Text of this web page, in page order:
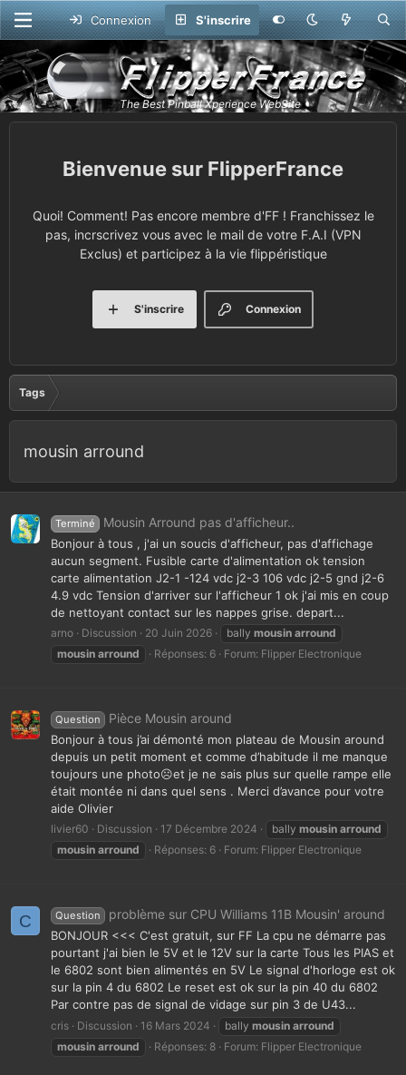
Connexion S'inscrire
FlipperFrance
Quoi! Comment! Pas encore membre d'FF ! Franchissez le
pas, incrscrivez vous avec le mail de votre F.A.I (VPN
Exclus) et participez à la vie flippéristique
Connexion
S'inscrire
Tags
mousin arround
Terminé Mousin Arround pas d'afficheur..
Bonjour à tous , j'ai un soucis d'afficheur, pas d'affichage
aucun segment. Fusible carte d'alimentation ok tension
carte alimentation J2-1 -124 vdc j2-3 106 vdc j2-5 gnd j2-6
4.9 vdc Tension d'arriver sur l'afficheur 1 ok j'ai mis en coup
de nettoyant contact sur les nappes grise. depart...
arno Discussion 20 Juin 2026 bally mousin arround
mousin arround Réponses: 6 Forum: Flipper Electronique
Question Pièce Mousin around
Bonjour à tous j’ai démonté mon plateau de Mousin around
depuis un petit moment et comme d’habitude il me manque
toujours une photo☹️et je ne sais plus sur quelle rampe elle
était montée ni dans quel sens . Merci d’avance pour votre
aide Olivier
livier60 Discussion 17 Décembre 2024 bally mousin arround
mousin arround Réponses: 6 Forum: Flipper Electronique
C Question problème sur CPU Williams 11B Mousin' around
BONJOUR <<< C'est gratuit, sur FF La cpu ne démarre pas
pourtant j'ai bien le 5V et le 12V sur la carte Tous les PIAS et
le 6802 sont bien alimentés en 5V Le signal d'horloge est ok
sur la pin 4 du 6802 Le reset est ok sur la pin 40 du 6802
Par contre pas de signal de vidage sur pin 3 de U43...
cris Discussion 16 Mars 2024 bally mousin arround
mousin arround Réponses: 8 Forum: Flipper Electronique